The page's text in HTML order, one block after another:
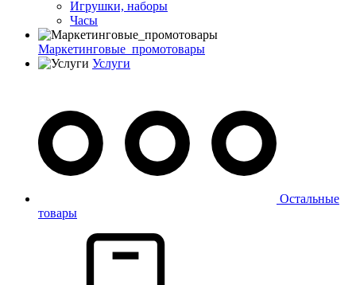
Игрушки, наборы
Часы
Маркетинговые_промотовары
Услуги
Остальные
товары